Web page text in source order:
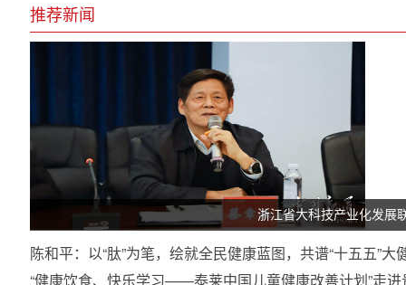
推荐新闻
浙江省大科技产业化发展
陈和平：以“肽”为笔，绘就全民健康蓝图，共谱“十五五”大
“健康饮食、快乐学习——泰莱中国儿童健康改善计划”走进